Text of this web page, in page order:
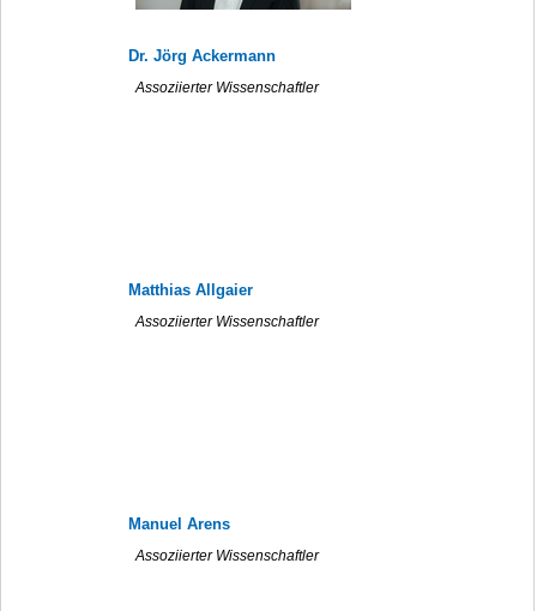
Dr. Jörg Ackermann
Assoziierter Wissenschaftler
Matthias Allgaier
Assoziierter Wissenschaftler
Manuel Arens
Assoziierter Wissenschaftler